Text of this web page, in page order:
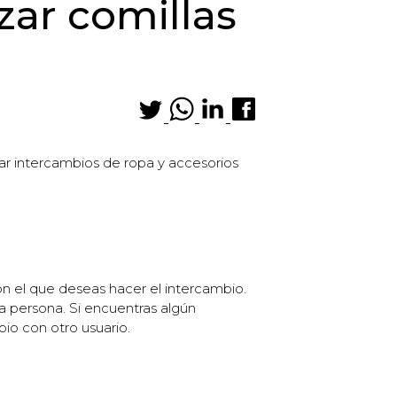
comillas
intercambios de ropa y accesorios
el que deseas hacer el intercambio.
Si encuentras algún
con otro usuario.